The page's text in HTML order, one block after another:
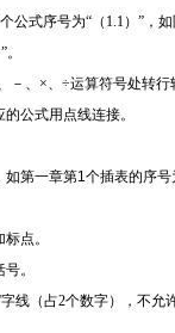
个公式序号为“（ 1.1）”，
－、×、÷运算符号处转
公式用点线连接。
如第一章第1个插表的序号
点。
。
字线（占2个数字），不允